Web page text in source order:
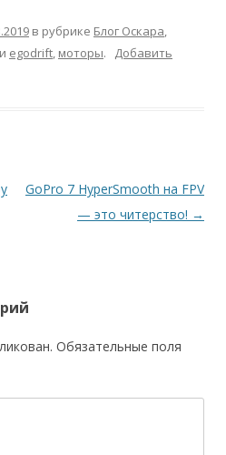
в рубрике Блог Оскара
egodrift моторы.
Добавить
GoPro 7 HyperSmooth на FPV
— это читерство! →
Обязательные поля